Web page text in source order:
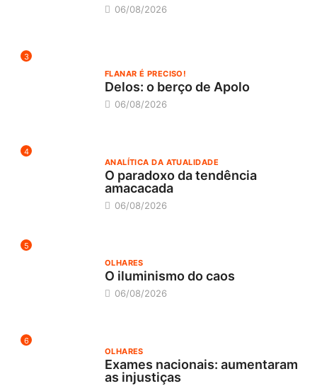
06/08/2026
3
FLANAR É PRECISO!
Delos: o berço de Apolo
06/08/2026
4
ANALÍTICA DA ATUALIDADE
O paradoxo da tendência
amacacada
06/08/2026
5
OLHARES
O iluminismo do caos
06/08/2026
6
OLHARES
Exames nacionais: aumentaram
as injustiças